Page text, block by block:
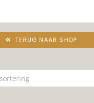
TERUG NAAR SHOP